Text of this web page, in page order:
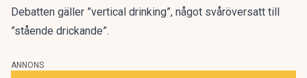
Debatten gäller ”vertical drinking”, något svåröversatt till
”stående drickande”.
ANNONS